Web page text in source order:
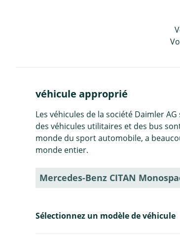
véhicule approprié
Les véhicules de la société Daimler
des véhicules utilitaires et des bus
monde du sport automobile, a
monde entier.
Mercedes-Benz CITAN
Sélectionnez un modèle de véhicule